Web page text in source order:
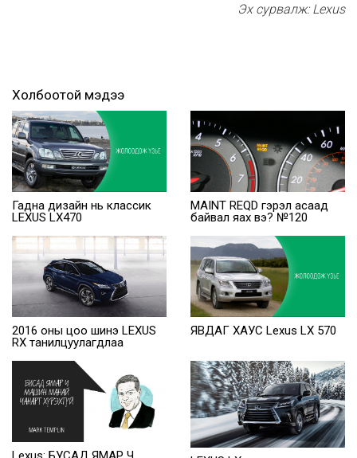
Эх сурвалж: Lexus
Холбоотой мэдээ
Гадна дизайн нь классик
LEXUS LX470
MAINT REQD гэрэл асаад
байвал яах вэ? №120
2016 оны цоо шинэ LEXUS
RX танилцуулагдлаа
ЯВДАГ ХАУС Lexus LX 570